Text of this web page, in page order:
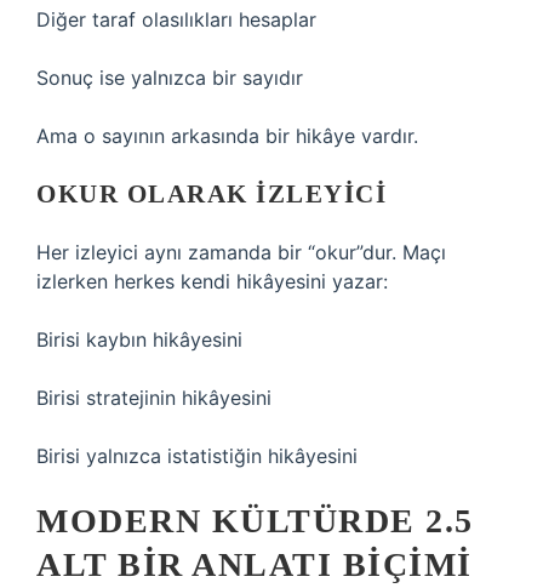
Diğer taraf olasılıkları hesaplar
Sonuç ise yalnızca bir sayıdır
Ama o sayının arkasında bir hikâye vardır.
OKUR OLARAK İZLEYICI
Her izleyici aynı zamanda bir “okur”dur. Maçı
izlerken herkes kendi hikâyesini yazar:
Birisi kaybın hikâyesini
Birisi stratejinin hikâyesini
Birisi yalnızca istatistiğin hikâyesini
MODERN KÜLTÜRDE 2.5
ALT BIR ANLATI BIÇIMI